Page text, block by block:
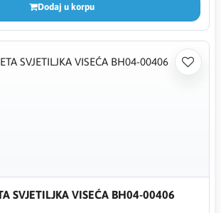
Dodaj u korpu
SVJETILJKA VISEĆA BH04-00406